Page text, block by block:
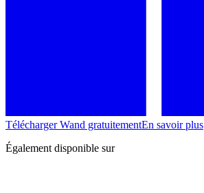
Télécharger Wand gratuitementEn savoir plus
Également disponible sur